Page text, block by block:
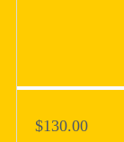
$130.00